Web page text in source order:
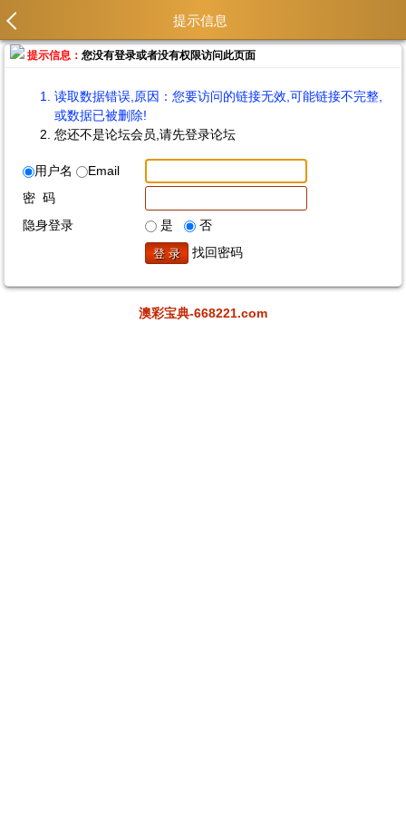
提示信息
提示信息：您没有登录或者没有权限访问此页面
读取数据错误,原因：您要访问的链接无效,可能链接不完整,
或数据已被删除!
您还不是论坛会员,请先登录论坛
用户名
Email
密 码
隐身登录
是
否
找回密码
澳彩宝典-668221.com